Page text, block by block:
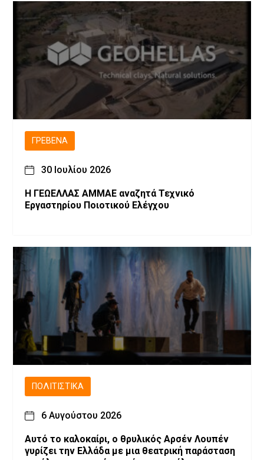
ΓΡΕΒΕΝΆ
30 Ιουλίου 2026
Η ΓΕΩΕΛΛΑΣ ΑΜΜΑΕ αναζητά Τεχνικό
Εργαστηρίου Ποιοτικού Ελέγχου
ΠΟΛΙΤΙΣΤΙΚΆ
6 Αυγούστου 2026
Αυτό το καλοκαίρι, ο θρυλικός Αρσέν Λουπέν
γυρίζει την Ελλάδα με μια θεατρική παράσταση